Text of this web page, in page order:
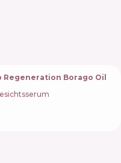
Regeneration Borago Oil